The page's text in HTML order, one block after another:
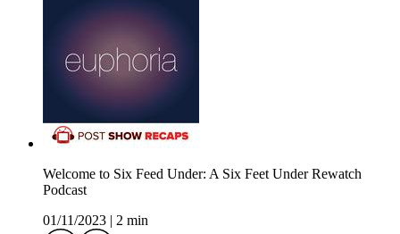
Welcome to Six Feed Under: A Six Feet Under Rewatch
Podcast
01/11/2023
2 min